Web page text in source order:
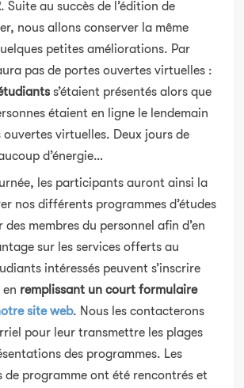
. Suite au succès de l’édition de
nous allons conserver la même
petites améliorations. Par
pas de portes ouvertes virtuelles :
s’étaient présentés alors que
étaient en ligne le lendemain
virtuelles. Deux jours de
d’énergie…
les participants auront ainsi la
nos différents programmes d’études
membres du personnel afin d’en
sur les services offerts au
intéressés peuvent s’inscrire
remplissant un court formulaire
site web. Nous les contacterons
pour leur transmettre les plages
des programmes. Les
de programme ont été rencontrés et